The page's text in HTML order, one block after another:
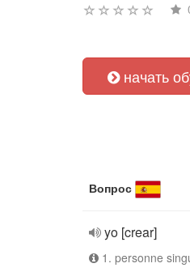
начать
Вопрос
yo [crear]
1. personne